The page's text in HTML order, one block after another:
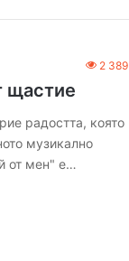
2 389
щастие
радостта, която
музикално
от мен" е…